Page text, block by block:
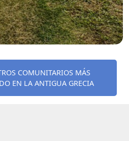
COMUNITARIOS MÁS
EN LA ANTIGUA GRECIA